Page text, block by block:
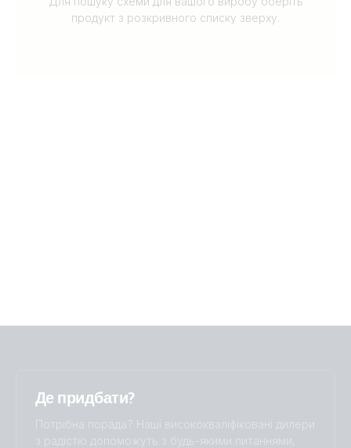
продукт з розкривного списку зверху.
Де придбати?
Потрібна порада? Наші висококваліфіковані дилери
з радістю допоможуть з будь-якими питаннями,